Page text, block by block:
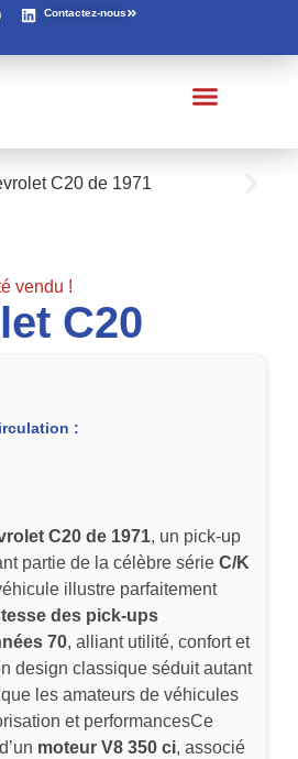
Contactez-nous
vendu !
C20
:
C20 de 1971, un pick-up
partie de la célèbre série C/K
illustre parfaitement
des pick-ups
70, alliant utilité, confort et
design classique séduit autant
les amateurs de véhicules
et performancesCe
moteur V8 350 ci, associé